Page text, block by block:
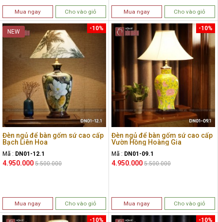
Mua ngay Cho vào giỏ Mua ngay Cho vào giỏ
Đèn ngủ để bàn gốm sứ cao cấp
Bạch Liên Hoa
Mã : DN01-12.1
4.950.000
-10%
5.500.000
NEW
Mua ngay Cho vào giỏ
Đèn ngủ để bàn gốm sứ cao cấp
Vườn Hồng Hoàng Gia
Mã : DN01-09.1
4.950.000
-10%
5.500.000
Mua ngay Cho vào giỏ
-10% -10%